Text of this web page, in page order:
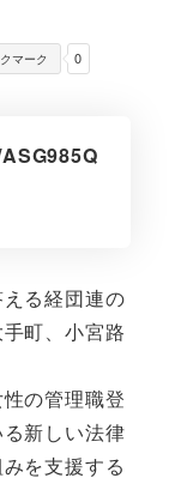
0
マーク
る経団連の
町、小宮路
の管理職登
新しい法律
を支援する